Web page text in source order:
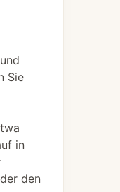
Sie
in
den